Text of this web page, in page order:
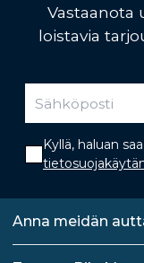
Vastaanota
loistavia
Kyllä, haluan
Anna meidän